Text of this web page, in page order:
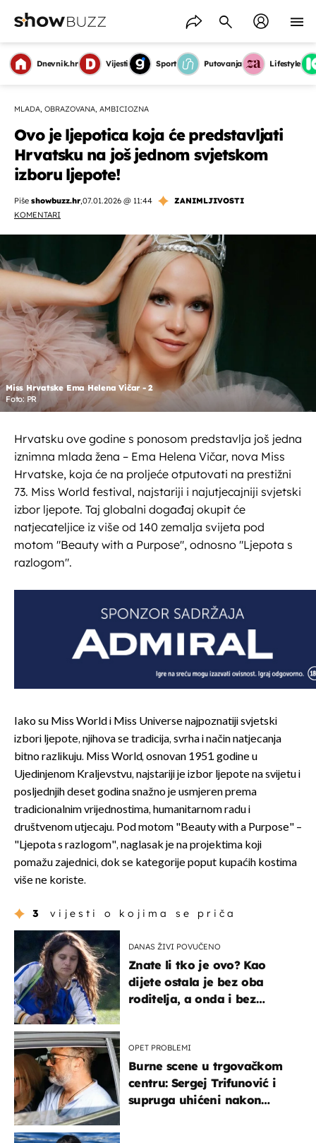
Dnevnik.hr Vijesti Sport Putovanja Lifestyle
MLADA, OBRAZOVANA, AMBICIOZNA
Ovo je ljepotica koja će predstavljati
Hrvatsku na još jednom svjetskom
izboru ljepote!
Piše showbuzz.hr,07.01.2026 @ 11:44
ZANIMLJIVOSTI
KOMENTARI
Miss Hrvatske Ema Helena Vičar - 2
Foto: PR
Hrvatsku ove godine s ponosom predstavlja još jedna
iznimna mlada žena – Ema Helena Vičar, nova Miss
Hrvatske, koja će na proljeće otputovati na prestižni
73. Miss World festival, najstariji i najutjecajniji svjetski
izbor ljepote. Taj globalni događaj okupit će
natjecateljice iz više od 140 zemalja svijeta pod
motom "Beauty with a Purpose", odnosno "Ljepota s
razlogom".
Iako su Miss World i Miss Universe najpoznatiji svjetski
izbori ljepote, njihova se tradicija, svrha i način natjecanja
bitno razlikuju. Miss World, osnovan 1951. godine u
Ujedinjenom Kraljevstvu, najstariji je izbor ljepote na svijetu i
posljednjih deset godina snažno je usmjeren prema
tradicionalnim vrijednostima, humanitarnom radu i
društvenom utjecaju. Pod motom "Beauty with a Purpose" –
"Ljepota s razlogom", naglasak je na projektima koji
pomažu zajednici, dok se kategorije poput kupaćih kostima
više ne koriste.
3 vijesti o kojima se priča
DANAS ŽIVI POVUČENO
Znate li tko je ovo? Kao
dijete ostala je bez oba
roditelja, a onda i bez
OPET PROBLEMI
Burne scene u trgovačkom
centru: Sergej Trifunović i
supruga uhićeni nakon
OMOGUĆI OBAVIJESTI